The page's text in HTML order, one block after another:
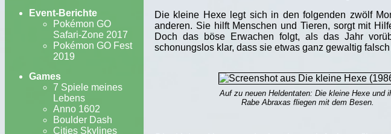
Event-Berichte
Pokémon GO
Safari-Zone 2017
Pokémon GO Fest
2019
Games
7 Spiele meines
Lebens
Anno 1602
Boulder Dash
Cities Skylines
Die kleine Hexe legt sich in den folgenden zwölf
anderen. Sie hilft Menschen und Tieren, sorgt mit
Doch das böse Erwachen folgt, als das Jahr
schonungslos klar, dass sie etwas ganz gewaltig
Auf zu neuen Heldentaten: Die kleine Hexe und
Rabe Abraxas fliegen mit dem Besen.